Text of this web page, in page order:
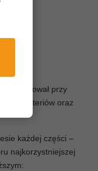
mail:
się kierował przy
tych kryteriów oraz
każdej części –
najkorzystniejszej